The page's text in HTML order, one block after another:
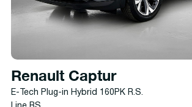
Renault Captur
E-Tech Plug-in Hybrid 160PK R.S.